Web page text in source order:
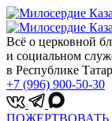
Всё о церковной
и социальном
в Республике
+7 (996) 900-50-30
ПОЖЕРТВОВАТЬ